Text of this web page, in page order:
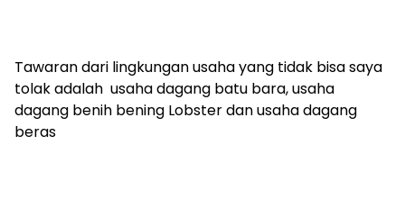
‎Tawaran dari lingkungan usaha yang tidak bisa saya
tolak adalah usaha dagang batu bara, usaha
dagang benih bening Lobster dan usaha dagang
beras